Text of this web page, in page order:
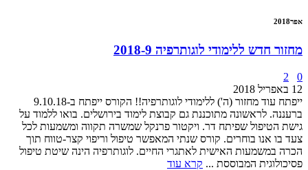
אפר2018
מחזור חדש ללימודי לוגותרפיה 2018-9
0
2
12 באפריל 2018
ייפתח עוד מחזור (ה') ללימודי לוגותרפיה!! הקורס ייפתח ב-9.10.18
ברעננה. לראשונה מתוכננת גם קבוצת לימוד בירושלים. בואו ללמוד על
גישת הטיפול שפיתח דר. ויקטור פרנקל שמשרה תקווה ומשמעות לכל
צעד בו אנו בוחרים. קורס שנתי המאפשר טיפול וריפוי קצר-טווח תוך
הכרה במשמעות האישית לאתגרי החיים. לוגותרפיה הינה שיטת טיפול
פסיכולוגית המבוססת ... קרא עוד